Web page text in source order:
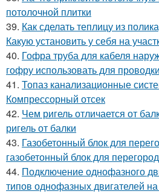
потолочной плитки
39. Как сделать теплицу из
Какую установить у себя на
40. Гофра труба для кабеля
гофру использовать для
41. Топаз канализационные
Компрессорный отсек
42. Чем ригель отличается от
ригель от балки
43. Газобетонный блок для
газобетонный блок для
44. Подключение однофазного
типов однофазных двигателей на